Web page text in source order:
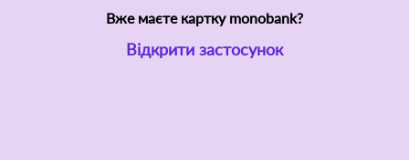
Вже маєте картку monobank?
Відкрити застосунок